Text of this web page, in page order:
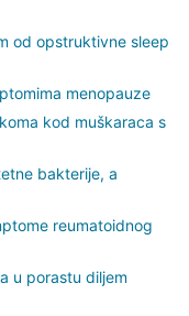
od opstruktivne sleep
menopauze
kod muškaraca s
bakterije, a
reumatoidnog
u porastu diljem